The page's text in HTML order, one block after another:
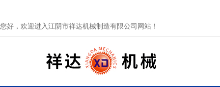
您好，欢迎进入江阴市祥达机械制造有限公司网站！